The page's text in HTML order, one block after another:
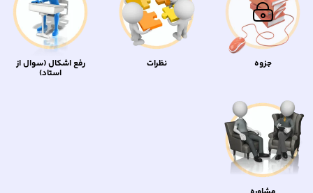
جزوه نظرات رفع اشکال (سوال از
استاد)